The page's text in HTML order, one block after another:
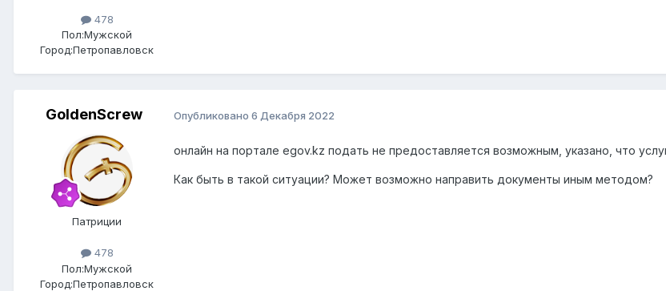
478
Пол:Мужской
Город:Петропавловск
GoldenScrew
Патриции
478
Пол:Мужской
Город:Петропавловск
Опубликовано 6 Декабря 2022
онлайн на портале egov.kz подать не предоставляется возможным, указано, что
Как быть в такой ситуации? Может возможно направить документы иным методом?